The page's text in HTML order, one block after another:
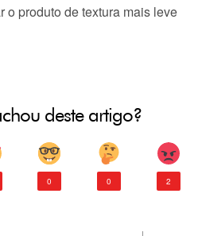
o produto de textura mais leve
deste artigo?
0 0 2